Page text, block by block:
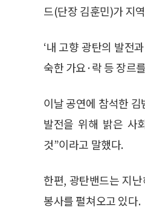
드(단장 김훈민)가 지
‘내 고향 광탄의 발전
숙한 가요·락 등 장르
이날 공연에 참석한
발전을 위해 밝은 사
것”이라고 말했다.
한편, 광탄밴드는 지
봉사를 펼쳐오고 있다.